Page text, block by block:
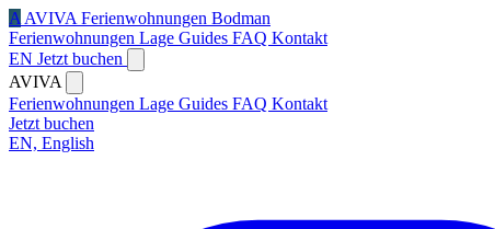
A AVIVA Ferienwohnungen Bodman
Ferienwohnungen Lage Guides FAQ Kontakt
EN Jetzt buchen
AVIVA
Ferienwohnungen Lage Guides FAQ Kontakt
Jetzt buchen
EN, English